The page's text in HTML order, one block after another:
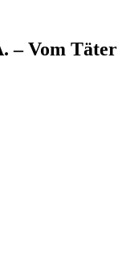
– Vom Täter